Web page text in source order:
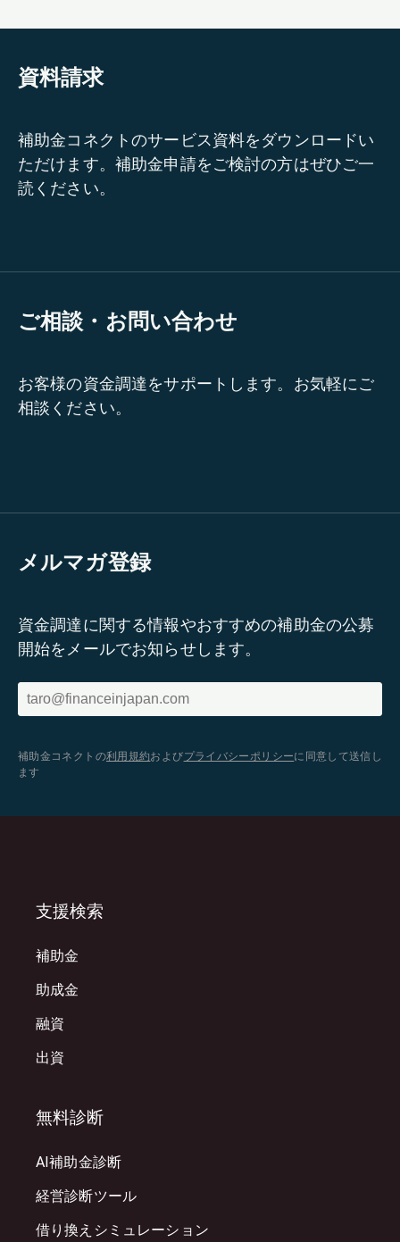
資料請求
補助金コネクトのサービス資料をダウンロードい
ただけます。補助金申請をご検討の方はぜひご一
読ください。
ご相談・お問い合わせ
お客様の資金調達をサポートします。お気軽にご
相談ください。
メルマガ登録
資金調達に関する情報やおすすめの補助金の公募
開始をメールでお知らせします。
補助金コネクトの利用規約およびプライバシーポリシーに同意して送信し
ます
支援検索
補助金
助成金
融資
出資
無料診断
AI補助金診断
経営診断ツール
借り換えシミュレーション